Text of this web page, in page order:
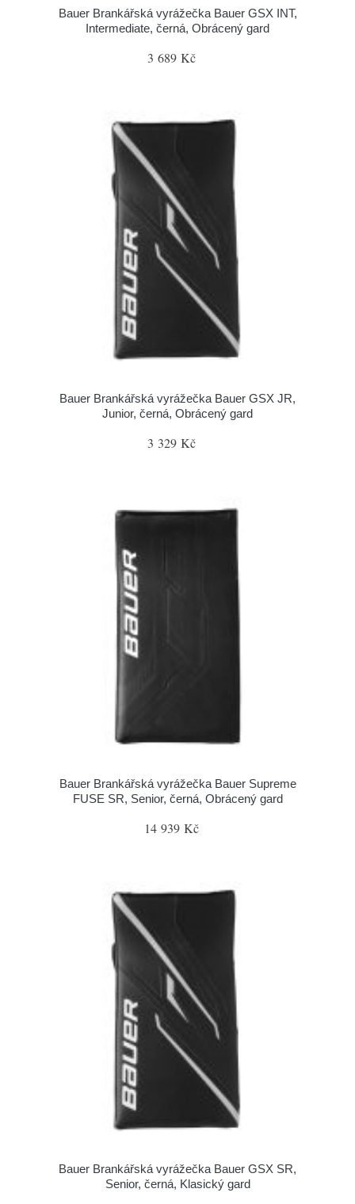
Bauer Brankářská vyrážečka Bauer GSX INT,
Intermediate, černá, Obrácený gard
3 689 Kč
Bauer Brankářská vyrážečka Bauer GSX JR,
Junior, černá, Obrácený gard
3 329 Kč
Bauer Brankářská vyrážečka Bauer Supreme
FUSE SR, Senior, černá, Obrácený gard
14 939 Kč
Bauer Brankářská vyrážečka Bauer GSX SR,
Senior, černá, Klasický gard